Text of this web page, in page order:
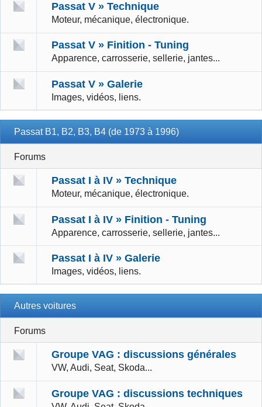
Passat V » Technique
Moteur, mécanique, électronique.
Passat V » Finition - Tuning
Apparence, carrosserie, sellerie, jantes...
Passat V » Galerie
Images, vidéos, liens.
Passat B1, B2, B3, B4 (de 1973 à 1996)
Forums
Passat I à IV » Technique
Moteur, mécanique, électronique.
Passat I à IV » Finition - Tuning
Apparence, carrosserie, sellerie, jantes...
Passat I à IV » Galerie
Images, vidéos, liens.
Autres voitures
Forums
Groupe VAG : discussions générales
VW, Audi, Seat, Skoda...
Groupe VAG : discussions techniques